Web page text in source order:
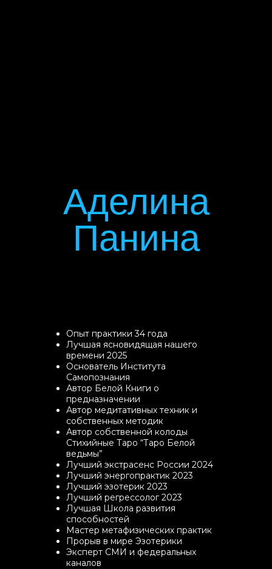
Аделина
Панина
Опыт практики 34 года
Лучшая ясновидящая нашего
времени 2025
Основатель Института
Самопознания
Автор Белой Книги о
предназначении
Автор медитативных техник и
собственных методик
Автор собственной колоды
Стихийные Таро “Таро Белой
ведьмы”
Лучший экстрасенс России 2024
Лучший энергопрактик 2023
Лучший эзотерик 2023
Лучший регрессолог 2023
Лучшая Школа развития
способностей
Мастер метафизических практик
Прорыв в мире Эзотерики
Эксперт СМИ и федеральных
каналов